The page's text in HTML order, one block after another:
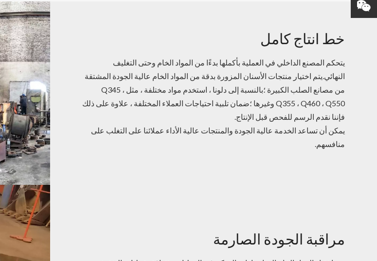
خط انتاج كامل
يتحكم المصنع الداخلي في العملية بأكملها بدءًا من المواد الخام وحتى التغليف
النهائي.يتم اختيار منتجات الأسنان المزورة بدقة من المواد الخام عالية الجودة المشتقة
من مصانع الصلب الكبيرة ؛بالنسبة إلى دلونا ، استخدم مواد مختلفة ، مثل Q345 ،
Q355 ، Q460 ، Q550 وغيرها ؛ضمان تلبية احتياجات العملاء المختلفة ، علاوة على ذلك
فإننا نقدم الرسم للفحص قبل الإنتاج.
يمكن أن تساعد الخدمة عالية الجودة والمنتجات عالية الأداء عملائنا على التغلب على
منافسهم.
مراقبة الجودة الصارمة